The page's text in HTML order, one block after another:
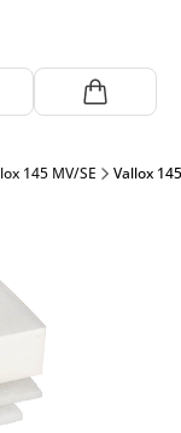
145 MV/SE Vallox